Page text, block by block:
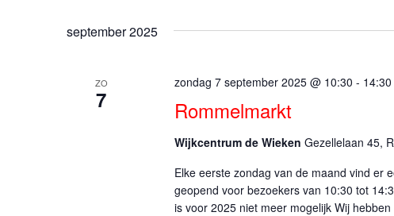
Zoek
Evenementen
datum.
september 2025
ZO
7 Rommelmarkt
zondag 7 september 2025 @ 10:30 - 14:30
Wijkcentrum de Wieken Gezellelaan 45,
Elke eerste zondag van de maand vind er
geopend voor bezoekers van 10:30 tot
is voor 2025 niet meer mogelijk Wij